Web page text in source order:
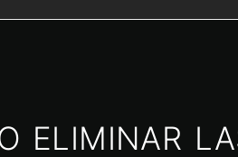
ELIMINAR